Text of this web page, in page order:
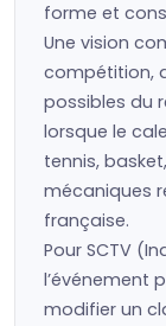
forme et
Une vision
compétition,
possibles du
lorsque le
tennis,
mécaniques
française.
Pour SCTV
l’événement
modifier un